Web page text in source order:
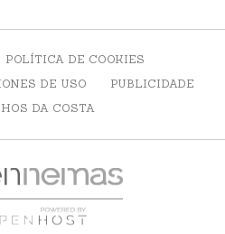
POLÍTICA DE COOKIES
DE USO
PUBLICIDADE
DA COSTA